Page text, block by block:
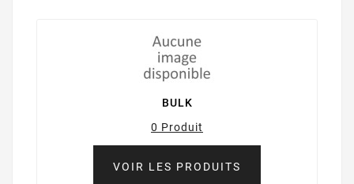
BULK
0 Produit
VOIR LES PRODUITS